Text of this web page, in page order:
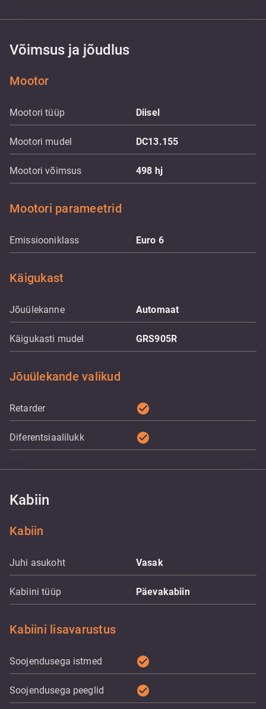
Võimsus ja jõudlus
Mootor
Mootori tüüp Diisel
Mootori mudel DC13.155
Mootori võimsus 498 hj
Mootori parameetrid
Emissiooniklass Euro 6
Käigukast
Jõuülekanne Automaat
Käigukasti mudel GRS905R
Jõuülekande valikud
Retarder check_circle
Diferentsiaalilukk check_circle
Kabiin
Kabiin
Juhi asukoht Vasak
Kabiini tüüp Päevakabiin
Kabiini lisavarustus
Soojendusega istmed check_circle
Soojendusega peeglid check_circle